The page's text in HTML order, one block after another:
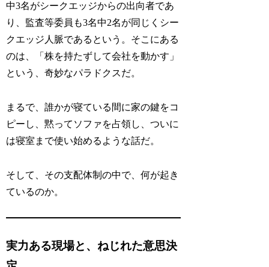
中3名がシークエッジからの出向者であ
り、監査等委員も3名中2名が同じくシー
クエッジ人脈であるという。そこにある
のは、「株を持たずして会社を動かす」
という、奇妙なパラドクスだ。
まるで、誰かが寝ている間に家の鍵をコ
ピーし、黙ってソファを占領し、ついに
は寝室まで使い始めるような話だ。
そして、その支配体制の中で、何が起き
ているのか。
実力ある現場と、ねじれた意思決